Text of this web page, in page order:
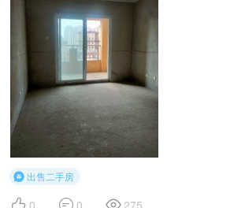
出售二手房
 0  0  275